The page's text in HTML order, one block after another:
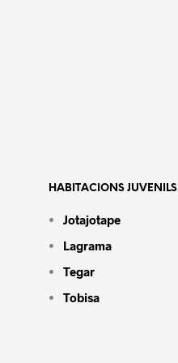
HABITACIONS JUVENILS
Jotajotape
Lagrama
Tegar
Tobisa